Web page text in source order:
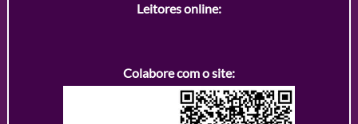
Leitores online:
Colabore com o site: